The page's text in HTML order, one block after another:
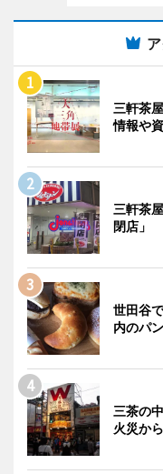
三軒茶
情報や
三軒茶
閉店」
世田谷
内のパ
三茶の
火災か